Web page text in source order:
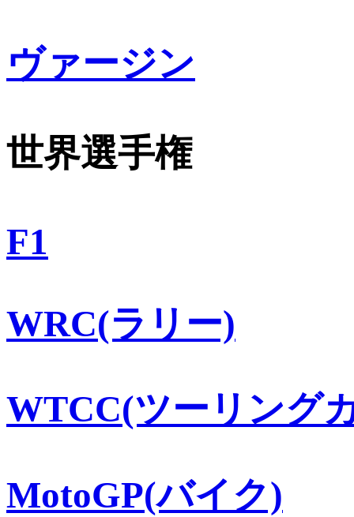
ヴァージン
世界選手権
F1
WRC(ラリー)
WTCC(ツーリング
MotoGP(バイク)